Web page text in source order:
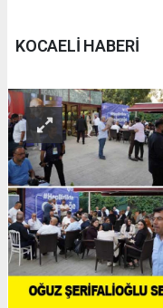
KOCAELİ HABERİ